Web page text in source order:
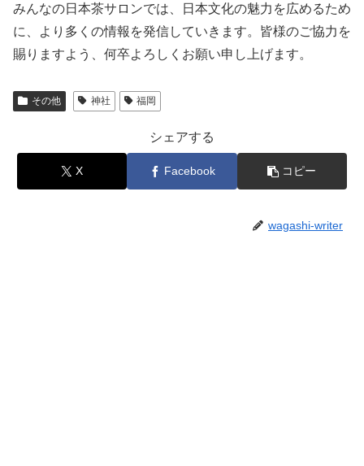
みんなの日本茶サロンでは、日本文化の魅力を広めるため
に、より多くの情報を発信していきます。皆様のご協力を
賜りますよう、何卒よろしくお願い申し上げます。
その他 神社 福岡
シェアする
X Facebook コピー
wagashi-writer